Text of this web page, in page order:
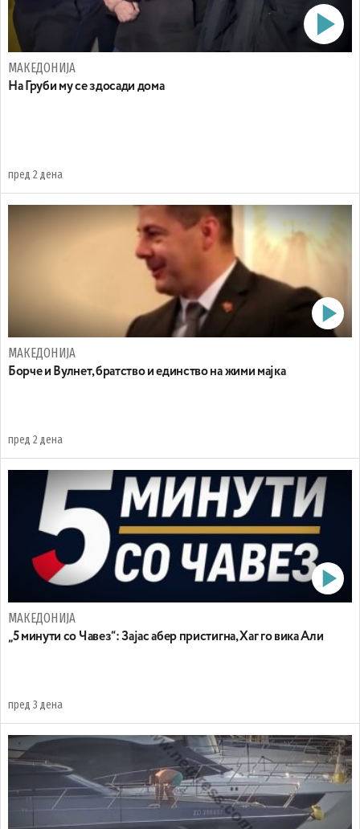
МАКЕДОНИЈА
На Груби му се здосади дома
пред 2 дена
МАКЕДОНИЈА
Борче и Вулнет, братство и единство на жими мајка
пред 2 дена
МАКЕДОНИЈА
„5 минути со Чавез“: Зајас абер пристигна, Хаг го вика Али
пред 3 дена